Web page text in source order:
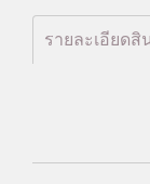
รายละเอียดสิ